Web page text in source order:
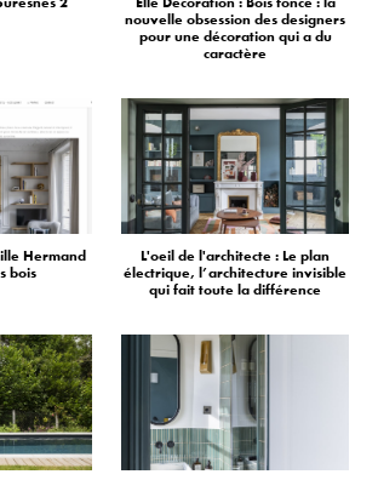
nouvelle obsession des designers
pour une décoration qui a du
caractère
Hermand
bois
L'oeil de l'architecte : Le plan
électrique, l’architecture invisible
qui fait toute la différence